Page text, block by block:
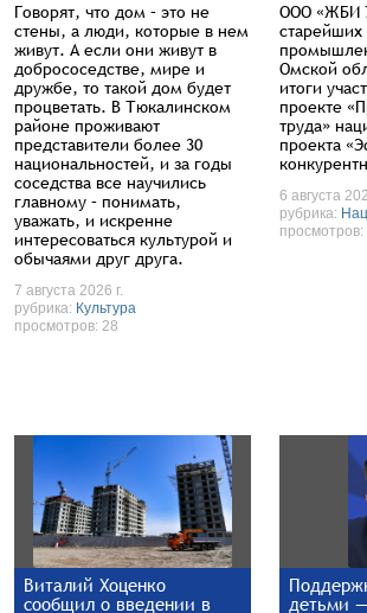
Говорят, что дом – это не
стены, а люди, которые в нем
живут. А если они живут в
добрососедстве, мире и
дружбе, то такой дом будет
процветать. В Тюкалинском
районе проживают
представители более 30
национальностей, и за годы
соседства все научились
главному – понимать,
уважать, и искренне
интересоваться культурой и
обычаями друг друга.
7 августа 2026 г.
рубрика: Культура
просмотров: 28
ООО «ЖБИ
старейших
Омской
итоги
проекте
труда»
проекта
6 августа
рубрика:
просмотров:
Виталий Хоценко
сообщил о введении в
детьми